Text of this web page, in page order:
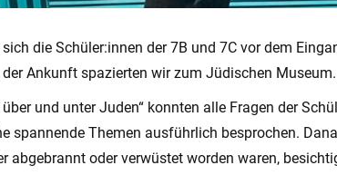
die Schüler:innen der 7B und 7C vor dem
Ankunft spazierten wir zum Jüdischen Museum.
und unter Juden“ konnten alle Fragen der
spannende Themen ausführlich besprochen.
abgebrannt oder verwüstet worden waren,